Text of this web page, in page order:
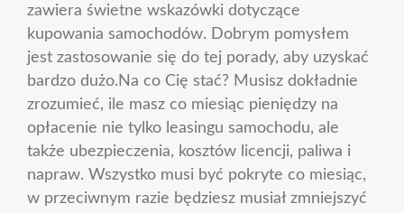
zawiera świetne wskazówki dotyczące
kupowania samochodów. Dobrym pomysłem
jest zastosowanie się do tej porady, aby uzyskać
bardzo dużo.Na co Cię stać? Musisz dokładnie
zrozumieć, ile masz co miesiąc pieniędzy na
opłacenie nie tylko leasingu samochodu, ale
także ubezpieczenia, kosztów licencji, paliwa i
napraw. Wszystko musi być pokryte co miesiąc,
w przeciwnym razie będziesz musiał zmniejszyć